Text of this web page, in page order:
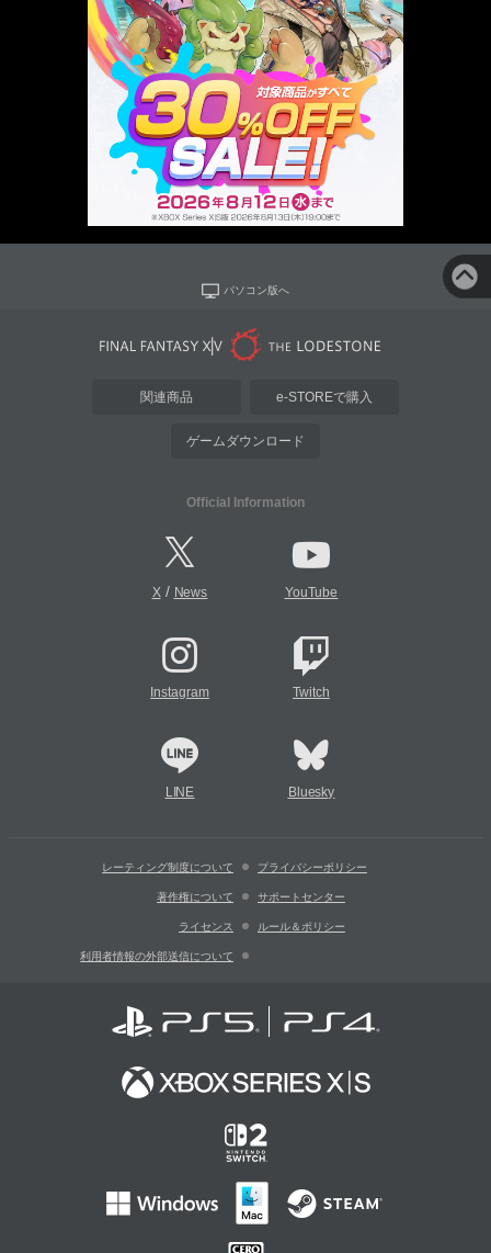
パソコン版へ
関連商品 e-STOREで購入
ゲームダウンロード
Official Information
X/ News YouTube
Instagram Twitch
LINE Bluesky
レーティング制度について プライバシーポリシー
著作権について サポートセンター
ライセンス ルール＆ポリシー
利用者情報の外部送信について